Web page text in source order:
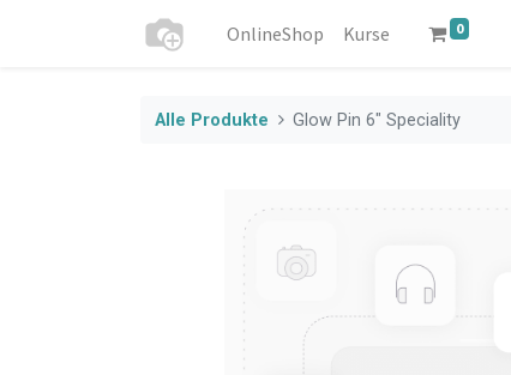
OnlineShop Kurse 0
Alle Produkte Glow Pin 6" Speciality